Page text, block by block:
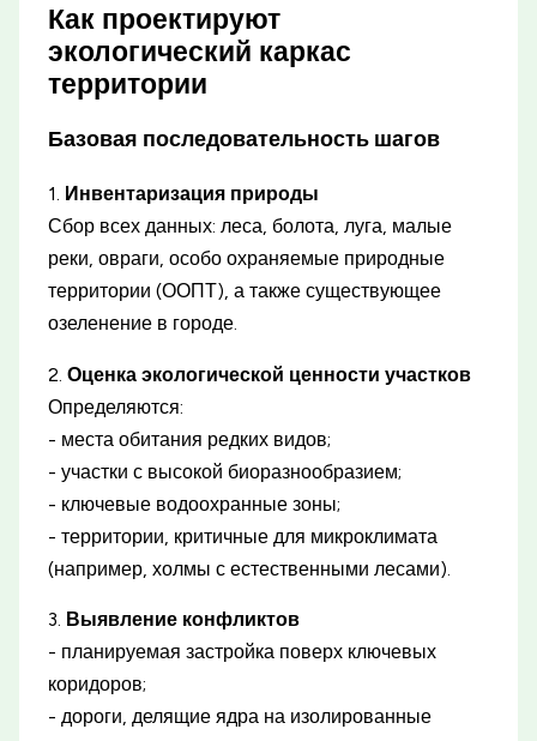
Как проектируют
экологический каркас
территории
Базовая последовательность шагов
1. Инвентаризация природы
Сбор всех данных: леса, болота, луга, малые
реки, овраги, особо охраняемые природные
территории (ООПТ), а также существующее
озеленение в городе.
2.Оценка экологической ценности участков
Определяются:
- места обитания редких видов;
- участки с высокой биоразнообразием;
- ключевые водоохранные зоны;
- территории, критичные для микроклимата
(например, холмы с естественными лесами).
3. Выявление конфликтов
- планируемая застройка поверх ключевых
коридоров;
- дороги, делящие ядра на изолированные